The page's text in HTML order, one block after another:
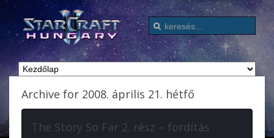
Archive for 2008. április 21. hétfő
The Story So Far 2. rész – fordítás